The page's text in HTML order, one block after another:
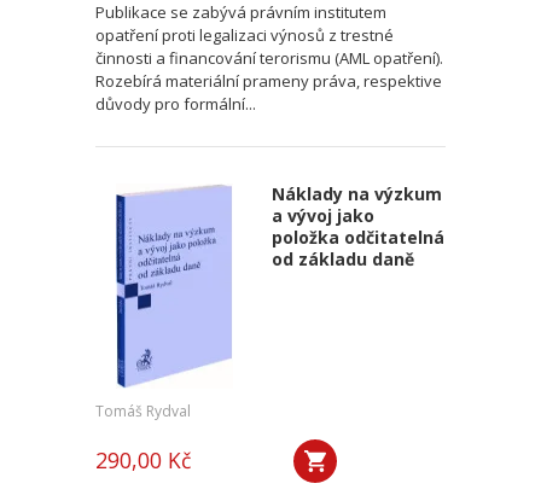
Publikace se zabývá právním institutem
opatření proti legalizaci výnosů z trestné
činnosti a financování terorismu (AML opatření).
Rozebírá materiální prameny práva, respektive
důvody pro formální...
Náklady na výzkum
a vývoj jako
položka odčitatelná
od základu daně
Tomáš Rydval
290,00 Kč